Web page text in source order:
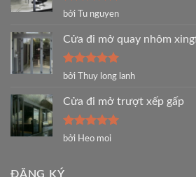
Được xếp
sao
bởi Tu nguyen
Cửa đi mở quay nhôm
Được xếp
sao
bởi Thuy long lanh
Cửa đi mở trượt xếp gấp
Được xếp
bởi Heo moi
ĐĂNG KÝ